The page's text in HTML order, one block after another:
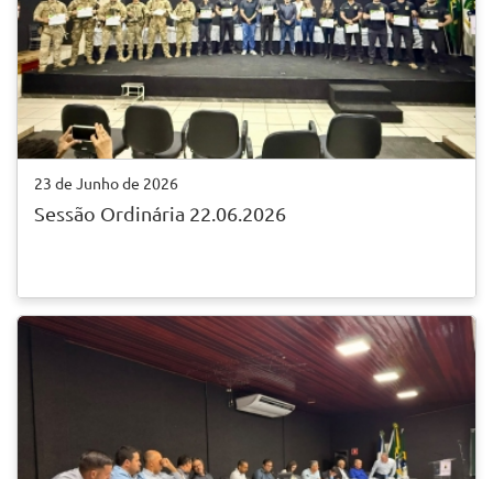
23 de Junho de 2026
Sessão Ordinária 22.06.2026